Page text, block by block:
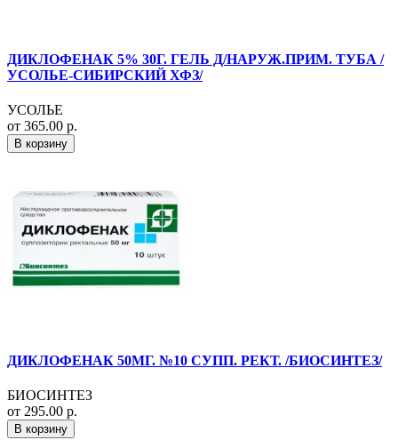
ДИКЛОФЕНАК 5% 30Г. ГЕЛЬ Д/НАРУЖ.ПРИМ. ТУБА /
УСОЛЬЕ-СИБИРСКИЙ ХФЗ/
УСОЛЬЕ
от 365.00 р.
В корзину
ДИКЛОФЕНАК 50МГ. №10 СУПП. РЕКТ. /БИОСИНТЕЗ/
БИОСИНТЕЗ
от 295.00 р.
В корзину